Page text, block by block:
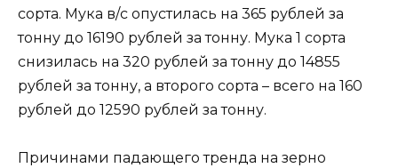
сорта. Мука в/с опустилась на 365 рублей за
тонну до 16190 рублей за тонну. Мука 1 сорта
снизилась на 320 рублей за тонну до 14855
рублей за тонну, а второго сорта – всего на 160
рублей до 12590 рублей за тонну.
Причинами падающего тренда на зерно